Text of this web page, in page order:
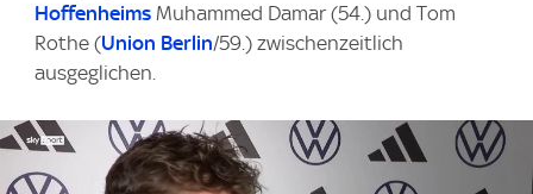
Hoffenheims Muhammed Damar (54.) und Tom
Rothe (Union Berlin/59.) zwischenzeitlich
ausgeglichen.